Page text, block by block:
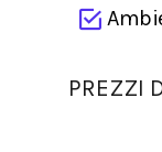
PREZZI